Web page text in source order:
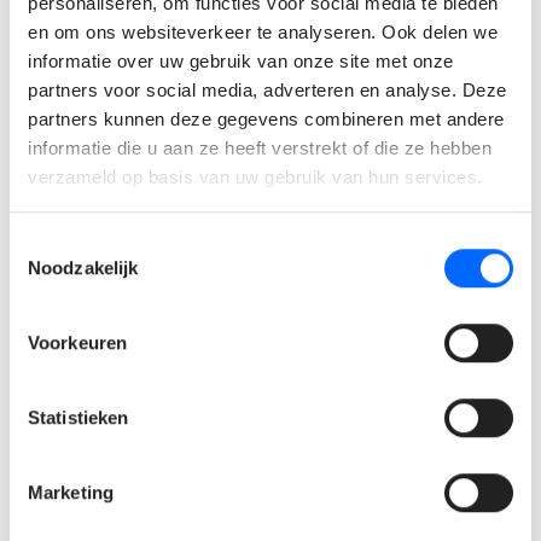
en om ons websiteverkeer te analyseren. Ook delen we
informatie over uw gebruik van onze site met onze
partners voor social media, adverteren en analyse. Deze
partners kunnen deze gegevens combineren met andere
informatie die u aan ze heeft verstrekt of die ze hebben
verzameld op basis van uw gebruik van hun services.
Noodzakelijk
Voorkeuren
Statistieken
Marketing
een voedingskundige, wetenschappelijke of technische
richting.
Je hebt meerdere jaren ervaring binnen quality
assurance of kwaliteitsmanagement in een
productieomgeving.
Je bent vertrouwd met kwaliteits- en
Je combineert een strategische visie met een
enthousiasmeren rond kwaliteitsdoelstellingen.
Een aantrekkelijk bruto maandsalaris tot €6.000,
Een bedrijfswagen met tankkaart voor professioneel